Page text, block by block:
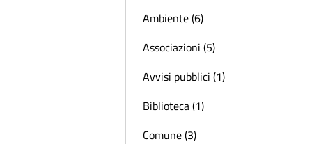
Ambiente (6)
Associazioni (5)
Avvisi pubblici (1)
Biblioteca (1)
Comune (3)